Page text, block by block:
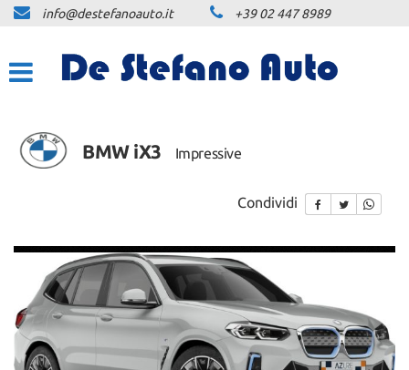
LA NOSTRA STORIA
LISTA VEICOLI
NOLEGGIO LUNGO TERMINE
PREVENTIVO PERSONALIZZATO
NLT
info@destefanoauto.it +39 02 447 8989
BMW iX3 Impressive
Condividi